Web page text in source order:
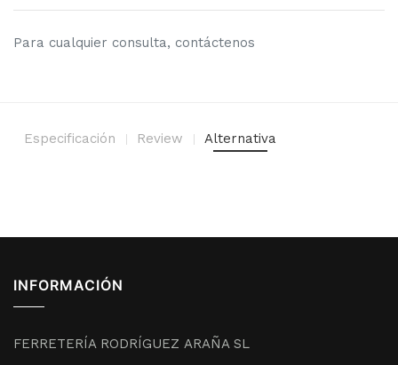
Para cualquier consulta, contáctenos
Especificación Review Alternativa
INFORMACIÓN
FERRETERÍA RODRÍGUEZ ARAÑA SL